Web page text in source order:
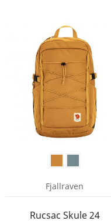
Fjallraven
Rucsac Skule 24